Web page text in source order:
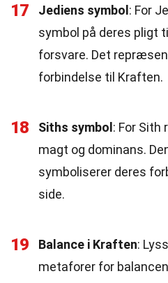
17 Jediens symbol : For
symbol på deres pligt
forsvare. Det
forbindelse til Kraften.
18 Siths symbol : For
magt og dominans.
symboliserer deres
side.
19 Balance i Kraften:
metaforer for